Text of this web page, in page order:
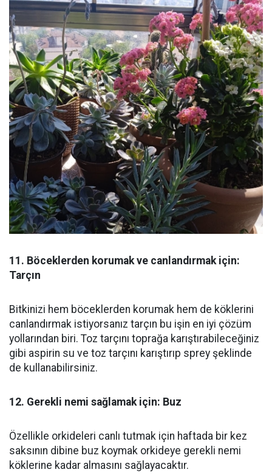
11. Böceklerden korumak ve canlandırmak için:
Tarçın
Bitkinizi hem böceklerden korumak hem de köklerini
canlandırmak istiyorsanız tarçın bu işin en iyi çözüm
yollarından biri. Toz tarçını toprağa karıştırabileceğiniz
gibi aspirin su ve toz tarçını karıştırıp sprey şeklinde
de kullanabilirsiniz.
12. Gerekli nemi sağlamak için: Buz
Özellikle orkideleri canlı tutmak için haftada bir kez
saksının dibine buz koymak orkideye gerekli nemi
köklerine kadar almasını sağlayacaktır.